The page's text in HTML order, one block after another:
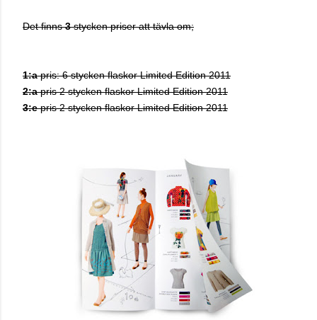
Det finns3stycken priser att tävla om;
1:apris: 6 stycken flaskor Limited Edition 2011
2:apris 2 stycken flaskor Limited Edition 2011
3:epris 2 stycken flaskor Limited Edition 2011